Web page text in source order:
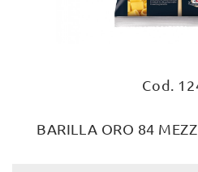
Cod.
BARILLA ORO 84